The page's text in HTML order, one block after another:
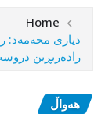
Home
دیاری‌ محه‌مه‌د:
راده‌ربڕین
هەواڵ